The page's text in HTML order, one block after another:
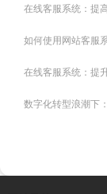
在线客服系统：提
如何使用网站客服
在线客服系统：提
数字化转型浪潮下